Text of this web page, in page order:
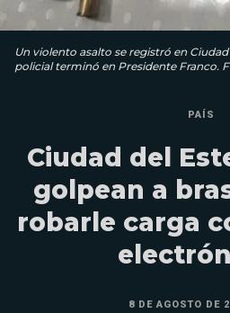
Un violento asalto se registró en
policial terminó en Presidente Franco.
PAÍS
Ciudad del
golpean a
robarle carga
8 DE AGOSTO DE